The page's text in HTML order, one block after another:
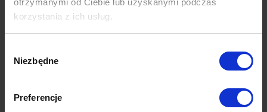
otrzymanymi od Ciebie lub uzyskanymi podczas
korzystania z ich usług.
zgody
Niezbędne
Preferencje
Sofa Czułość fot. Ramaro